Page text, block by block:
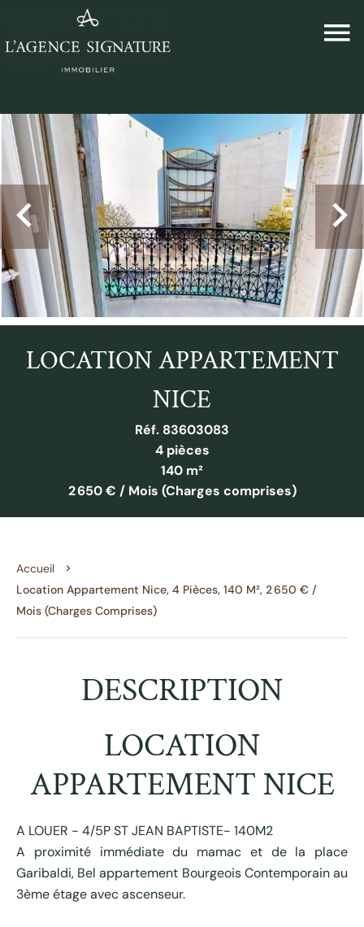
LOCATION APPARTEMENT
NICE
Réf. 83603083
4 pièces
140 m²
2 650 € / Mois (Charges comprises)
Accueil
Location Appartement Nice, 4 Pièces, 140 M², 2 650 € /
Mois (Charges Comprises)
DESCRIPTION
LOCATION
APPARTEMENT NICE
A LOUER - 4/5P ST JEAN BAPTISTE- 140M2
A proximité immédiate du mamac et de la place
Garibaldi, Bel appartement Bourgeois Contemporain au
3ème étage avec ascenseur.